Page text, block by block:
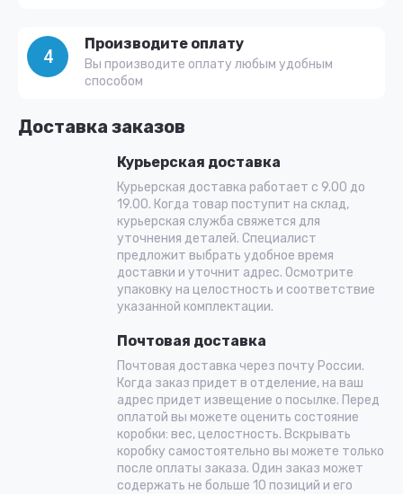
4
Производите оплату
Вы производите оплату любым удобным
способом
Доставка заказов
Курьерская доставка
Курьерская доставка работает с 9.00 до
19.00. Когда товар поступит на склад,
курьерская служба свяжется для
уточнения деталей. Специалист
предложит выбрать удобное время
доставки и уточнит адрес. Осмотрите
упаковку на целостность и соответствие
указанной комплектации.
Почтовая доставка
Почтовая доставка через почту России.
Когда заказ придет в отделение, на ваш
адрес придет извещение о посылке. Перед
оплатой вы можете оценить состояние
коробки: вес, целостность. Вскрывать
коробку самостоятельно вы можете только
после оплаты заказа. Один заказ может
содержать не больше 10 позиций и его